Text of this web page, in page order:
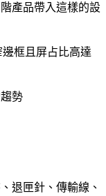
產品帶入這樣的設
框且屏占比高達
勢
退匣針、傳輸線、